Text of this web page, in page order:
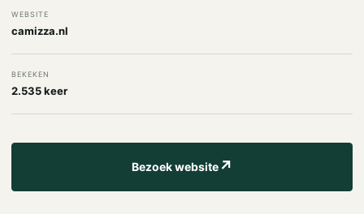
WEBSITE
camizza.nl
BEKEKEN
2.535 keer
Bezoek website↗